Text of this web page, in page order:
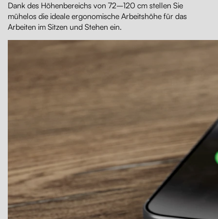
Dank des Höhenbereichs von 72–120 cm stellen Sie
mühelos die ideale ergonomische Arbeitshöhe für das
Arbeiten im Sitzen und Stehen ein.